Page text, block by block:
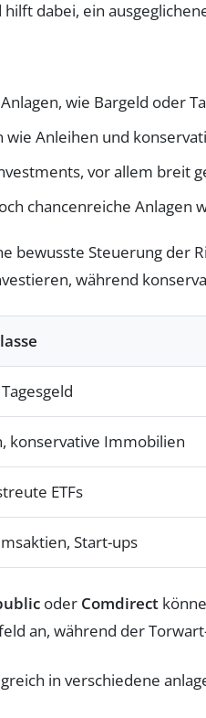
dabei, ein
wie Bargeld oder
wie Anleihen und
vor allem breit
chancenreiche Anlagen
bewusste Steuerung der
während
konservative Immobilien
ETFs
Start-ups
oder Comdirect
an, während der